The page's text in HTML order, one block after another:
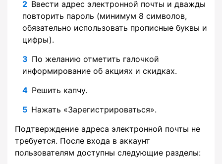
Ввести адрес электронной почты и дважды
повторить пароль (минимум 8 символов,
обязательно использовать прописные буквы и
цифры).
По желанию отметить галочкой
информирование об акциях и скидках.
Решить капчу.
Нажать «Зарегистрироваться».
Подтверждение адреса электронной почты не
требуется. После входа в аккаунт
пользователям доступны следующие разделы: